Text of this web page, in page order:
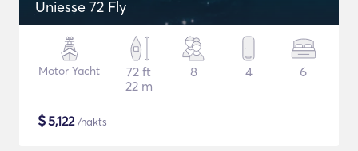
Uniesse 72 Fly
Motor Yacht
72 ft
22 m
8 4 6
$5,122/nakts